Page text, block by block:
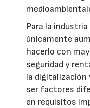
Para la
únicamente
hacerlo con
seguridad y
la digitalización
ser factores
en requisitos